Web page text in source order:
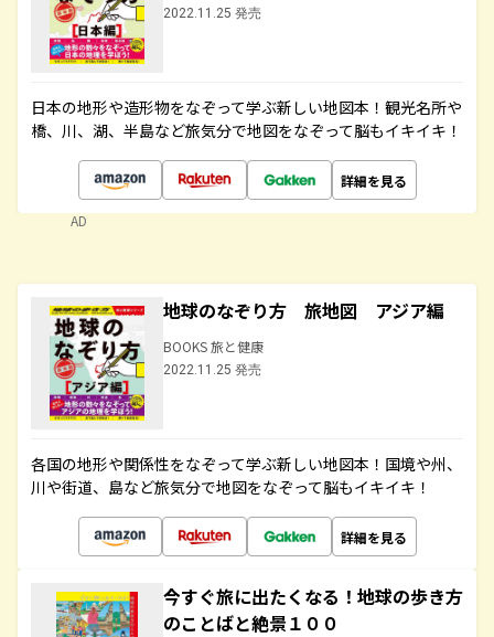
2022.11.25 発売
日本の地形や造形物をなぞって学ぶ新しい地図本！観光名所や
橋、川、湖、半島など旅気分で地図をなぞって脳もイキイキ！
詳細を見る
AD
地球のなぞり方 旅地図 アジア編
BOOKS 旅と健康
2022.11.25 発売
各国の地形や関係性をなぞって学ぶ新しい地図本！国境や州、
川や街道、島など旅気分で地図をなぞって脳もイキイキ！
詳細を見る
今すぐ旅に出たくなる！地球の歩き方
のことばと絶景１００